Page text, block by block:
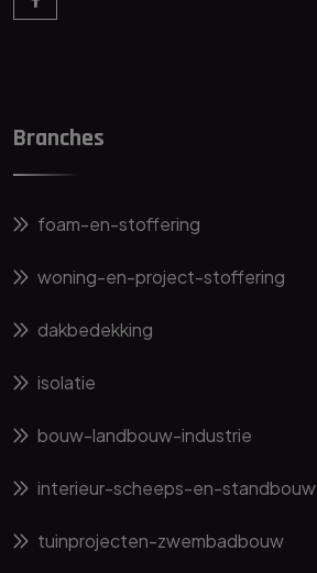
Branches
foam-en-stoffering
woning-en-project-stoffering
dakbedekking
isolatie
bouw-landbouw-industrie
interieur-scheeps-en-standbouw
tuinprojecten-zwembadbouw